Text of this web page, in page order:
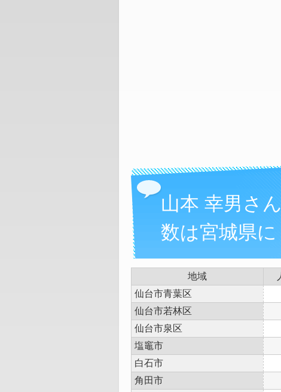
山本 幸男さ
数は宮城県に
地域
仙台市青葉区
仙台市若林区
仙台市泉区
塩竈市
白石市
角田市